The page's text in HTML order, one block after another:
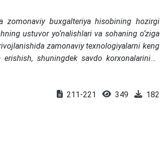
zomonaviy buxgalteriya hisobining hozirgi
ustuvor yo‘nalishlari va sohaning o‘ziga
zamonaviy texnologiyalarni keng
shuningdek savdo korxonalarining
211-221 349 182